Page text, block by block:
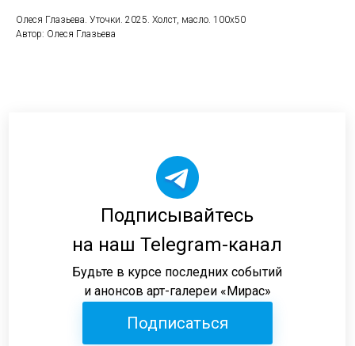
Олеся Глазьева. Уточки. 2025. Холст, масло. 100х50
Автор: Олеся Глазьева
Подписывайтесь
на наш Telegram-канал
Будьте в курсе последних событий
и анонсов арт-галереи «Мирас»
Подписаться